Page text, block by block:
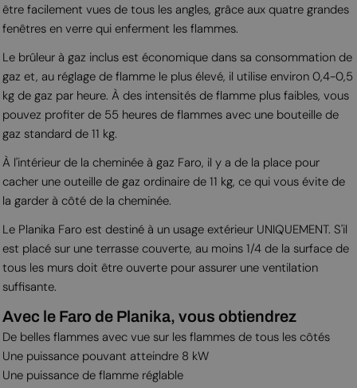
être facilement vues de tous les angles, grâce aux quatre grandes
fenêtres en verre qui enferment les flammes.
Le brûleur à gaz inclus est économique dans sa consommation de
gaz et, au réglage de flamme le plus élevé, il utilise environ 0,4-0,5
kg de gaz par heure. À des intensités de flamme plus faibles, vous
pouvez profiter de 55 heures de flammes avec une bouteille de
gaz standard de 11 kg.
À l'intérieur de la cheminée à gaz Faro, il y a de la place pour
cacher une outeille de gaz ordinaire de 11 kg, ce qui vous évite de
la garder à côté de la cheminée.
Le Planika Faro est destiné à un usage extérieur UNIQUEMENT. S'il
est placé sur une terrasse couverte, au moins 1/4 de la surface de
tous les murs doit être ouverte pour assurer une ventilation
suffisante.
Avec le Faro de Planika, vous obtiendrez
De belles flammes avec vue sur les flammes de tous les côtés
Une puissance pouvant atteindre 8 kW
Une puissance de flamme réglable